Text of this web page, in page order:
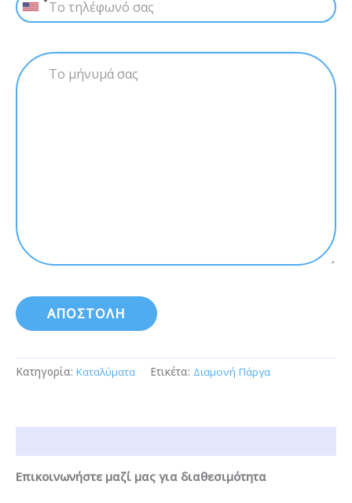
Κατηγορία: Καταλύματα Ετικέτα: Διαμονή Πάργα
Επικοινωνήστε μαζί μας για διαθεσιμότητα